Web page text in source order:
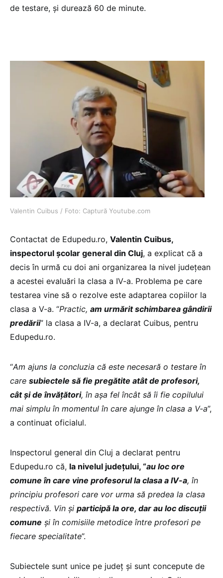
de testare, și durează 60 de minute.
Valentin Cuibus / Foto: Captură Youtube.com
Contactat de Edupedu.ro, Valentin Cuibus,
inspectorul școlar general din Cluj, a explicat că a
decis în urmă cu doi ani organizarea la nivel județean
a acestei evaluări la clasa a IV-a. Problema pe care
testarea vine să o rezolve este adaptarea copiilor la
clasa a V-a. “Practic, am urmărit schimbarea gândirii
predării” la clasa a IV-a, a declarat Cuibus, pentru
Edupedu.ro.
“Am ajuns la concluzia că este necesară o testare în
care subiectele să fie pregătite atât de profesori,
cât și de învățători, în așa fel încât să îi fie copilului
mai simplu în momentul în care ajunge în clasa a V-a”,
a continuat oficialul.
Inspectorul general din Cluj a declarat pentru
Edupedu.ro că, la nivelul județului, “au loc ore
comune în care vine profesorul la clasa a IV-a, în
principiu profesori care vor urma să predea la clasa
respectivă. Vin și participă la ore, dar au loc discuții
comune și în comisiile metodice între profesori pe
fiecare specialitate”.
Subiectele sunt unice pe județ și sunt concepute de